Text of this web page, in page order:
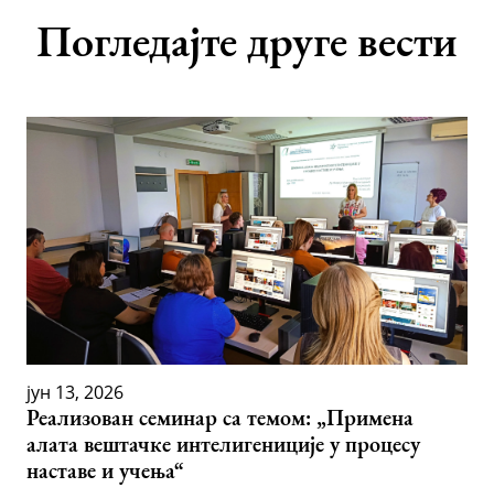
Погледајте друге вести
јун 13, 2026
Реализован семинар са темом: „Примена
алата вештачке интелигениције у процесу
наставе и учења“